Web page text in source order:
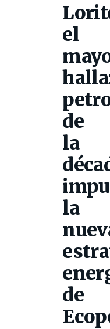
el
de
la
la
de